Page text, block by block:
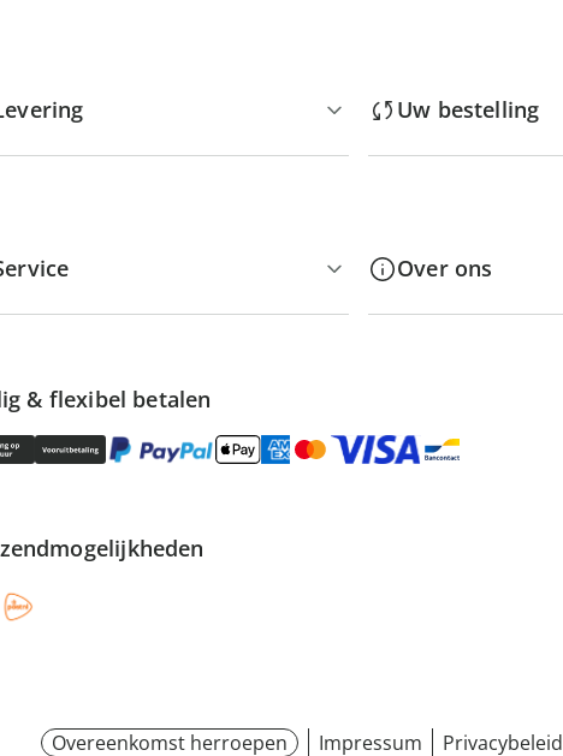
Uw bestelling
Over ons
& flexibel betalen
Overeenkomst herroepen Impressum Privacybeleid